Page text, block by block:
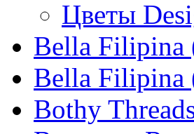
Цветы
Bella Filipina
Bella
Bothy